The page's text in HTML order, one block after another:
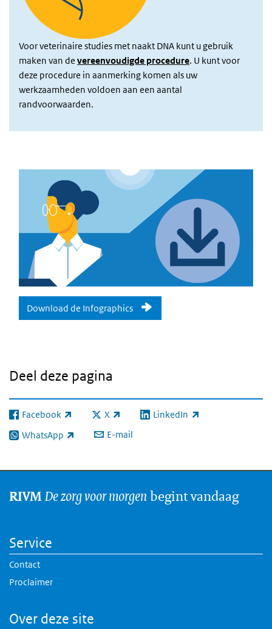
Voor veterinaire studies met naakt DNA kunt u gebruik
maken van de vereenvoudigde procedure. U kunt voor
deze procedure in aanmerking komen als uw
werkzaamheden voldoen aan een aantal
randvoorwaarden.
Download de Infographics
Deel deze pagina
Facebook
(externe link) X
(externe link) LinkedIn
(externe link)
WhatsApp
(externe link) E-mail
RIVM De zorg voor morgen begint vandaag
Service
Contact
Proclaimer
Over deze site